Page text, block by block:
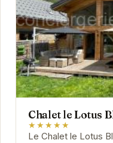
Chalet le Lotus
★★★★★
Le Chalet le Lotus